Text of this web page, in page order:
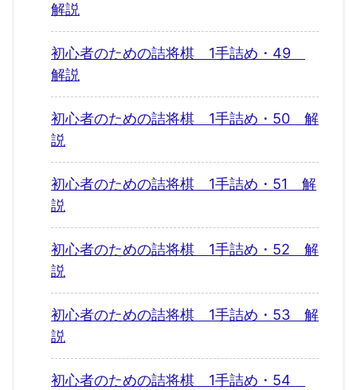
解説
初心者のための詰将棋 1手詰め・49
解説
初心者のための詰将棋 1手詰め・50 解
説
初心者のための詰将棋 1手詰め・51 解
説
初心者のための詰将棋 1手詰め・52 解
説
初心者のための詰将棋 1手詰め・53 解
説
初心者のための詰将棋 1手詰め・54